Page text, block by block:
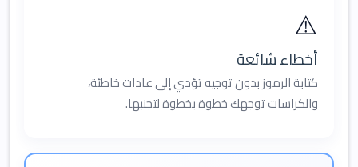
⚠️
أخطاء شائعة
كتابة الرموز بدون توجيه تؤدي إلى عادات خاطئة،
والكراسات توجهك خطوة بخطوة لتجنبها.